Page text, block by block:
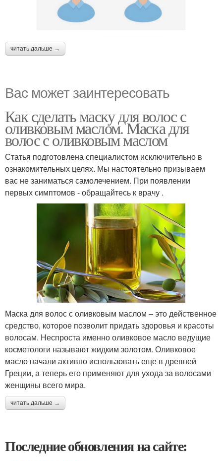
читать дальше →
Вас может заинтересовать
Как сделать маску для волос с
оливковым маслом. Маска для
волос с оливковым маслом
Статья подготовлена специалистом исключительно в
ознакомительных целях. Мы настоятельно призываем
вас не заниматься самолечением. При появлении
первых симптомов - обращайтесь к врачу .
Маска для волос с оливковым маслом – это действенное
средство, которое позволит придать здоровья и красоты
волосам. Неспроста именно оливковое масло ведущие
косметологи называют жидким золотом. Оливковое
масло начали активно использовать еще в древней
Греции, а теперь его применяют для ухода за волосами
женщины всего мира.
читать дальше →
Последние обновления на сайте: